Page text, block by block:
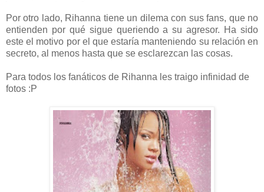
Por otro lado, Rihanna tiene un dilema con sus fans, que no
entienden por qué sigue queriendo a su agresor. Ha sido
este el motivo por el que estaría manteniendo su relación en
secreto, al menos hasta que se esclarezcan las cosas.
Para todos los fanáticos de Rihanna les traigo infinidad de
fotos :P